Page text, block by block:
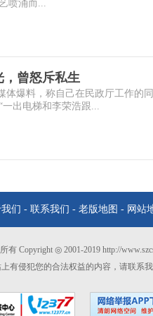
喷涌而...
，曾怒斥私生
体爆料，称自己在民政厅工作的
出电梯和李荣浩跟...
们 - 联系我们 - 老版地图 - 网站
有 Copyright ◎ 2001-2019 http://
有侵犯您的合法权益的内容，请联系